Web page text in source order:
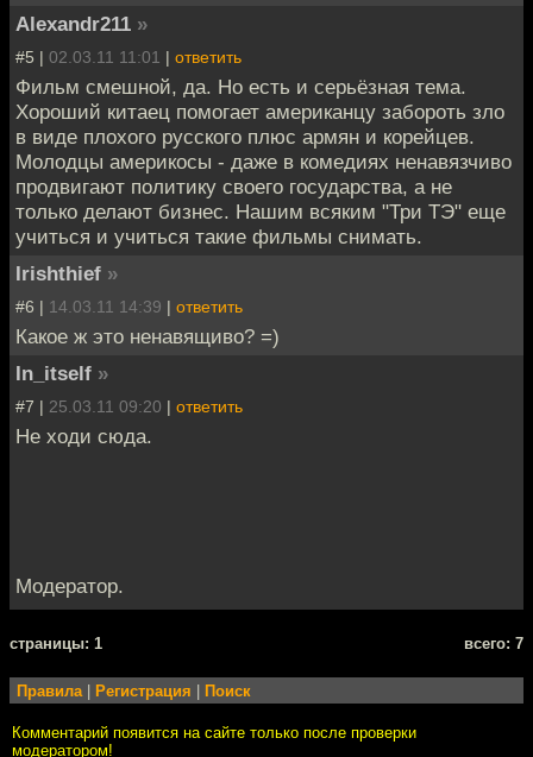
Alexandr211 »
#5 | 02.03.11 11:01 | ответить
Фильм смешной, да. Но есть и серьёзная тема.
Хороший китаец помогает американцу забороть зло
в виде плохого русского плюс армян и корейцев.
Молодцы америкосы - даже в комедиях ненавязчиво
продвигают политику своего государства, а не
только делают бизнес. Нашим всяким "Три ТЭ" еще
учиться и учиться такие фильмы снимать.
Irishthief »
#6 | 14.03.11 14:39 | ответить
Какое ж это ненавящиво? =)
In_itself »
#7 | 25.03.11 09:20 | ответить
Не ходи сюда.
Модератор.
cтраницы: 1 всего: 7
Правила| Регистрация Поиск
Комментарий появится на сайте только после проверки
модератором!